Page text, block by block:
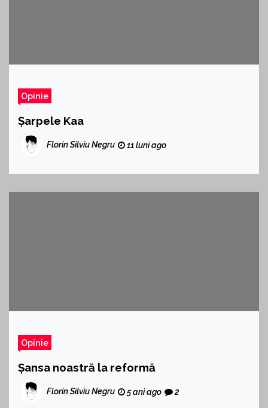
Opinie
Șarpele Kaa
Florin Silviu Negru 11 luni ago
Opinie
Șansa noastră la reformă
Florin Silviu Negru 5 ani ago 2